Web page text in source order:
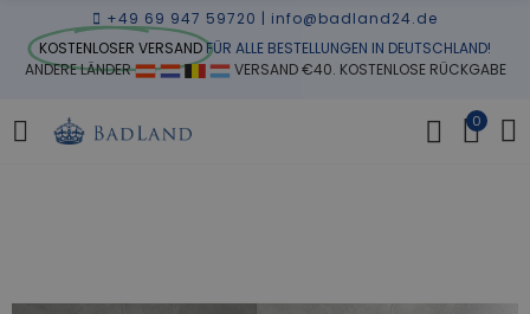
+49 69 947 59720 | info@badland24.de
KOSTENLOSER VERSANDFÜR ALLE BESTELLUNGEN IN DEUTSCHLAND!
ANDERE LÄNDER
VERSAND €40. KOSTENLOSE RÜCKGABE
0